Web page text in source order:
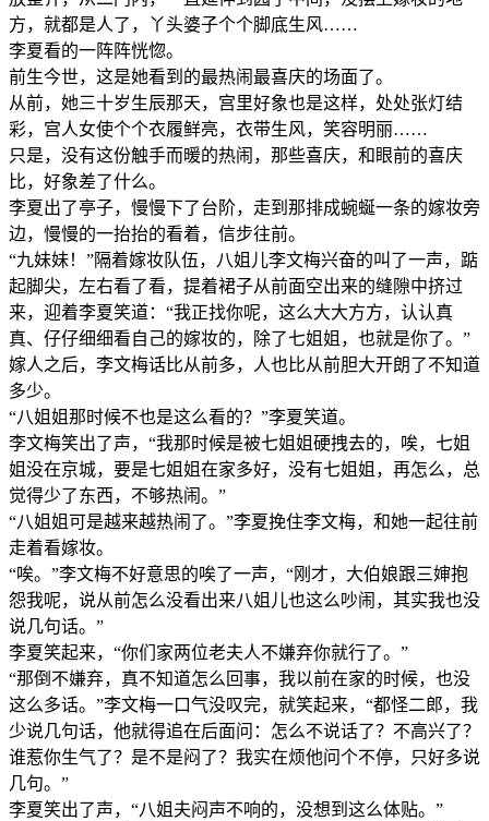
方，就都是人了，丫头婆子个个脚底生风……
李夏看的一阵阵恍惚。
前生今世，这是她看到的最热闹最喜庆的场面了。
从前，她三十岁生辰那天，宫里好象也是这样，处处张灯结
彩，宫人女使个个衣履鲜亮，衣带生风，笑容明丽……
只是，没有这份触手而暖的热闹，那些喜庆，和眼前的喜庆
比，好象差了什么。
李夏出了亭子，慢慢下了台阶，走到那排成蜿蜒一条的嫁妆旁
边，慢慢的一抬抬的看着，信步往前。
“九妹妹！”隔着嫁妆队伍，八姐儿李文梅兴奋的叫了一声，踮
起脚尖，左右看了看，提着裙子从前面空出来的缝隙中挤过
来，迎着李夏笑道：“我正找你呢，这么大大方方，认认真
真、仔仔细细看自己的嫁妆的，除了七姐姐，也就是你了。”
嫁人之后，李文梅话比从前多，人也比从前胆大开朗了不知道
多少。
“八姐姐那时候不也是这么看的？”李夏笑道。
李文梅笑出了声，“我那时候是被七姐姐硬拽去的，唉，七姐
姐没在京城，要是七姐姐在家多好，没有七姐姐，再怎么，总
觉得少了东西，不够热闹。”
“八姐姐可是越来越热闹了。”李夏挽住李文梅，和她一起往前
走着看嫁妆。
“唉。”李文梅不好意思的唉了一声，“刚才，大伯娘跟三婶抱
怨我呢，说从前怎么没看出来八姐儿也这么吵闹，其实我也没
说几句话。”
李夏笑起来，“你们家两位老夫人不嫌弃你就行了。”
“那倒不嫌弃，真不知道怎么回事，我以前在家的时候，也没
这么多话。”李文梅一口气没叹完，就笑起来，“都怪二郎，我
少说几句话，他就得追在后面问：怎么不说话了？不高兴了？
谁惹你生气了？是不是闷了？我实在烦他问个不停，只好多说
几句。”
李夏笑出了声，“八姐夫闷声不响的，没想到这么体贴。”